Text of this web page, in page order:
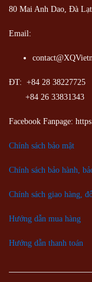
80 Mai Anh Dao, Đà
Email:
ĐT: +84 28 38227725
+84 26 33831343
Facebook Fanpage:
Chính sách bảo mật
Chính sách bảo hành,
Chính sách giao hàng,
Hướng dẫn mua hàng
Hướng dẫn thanh toán